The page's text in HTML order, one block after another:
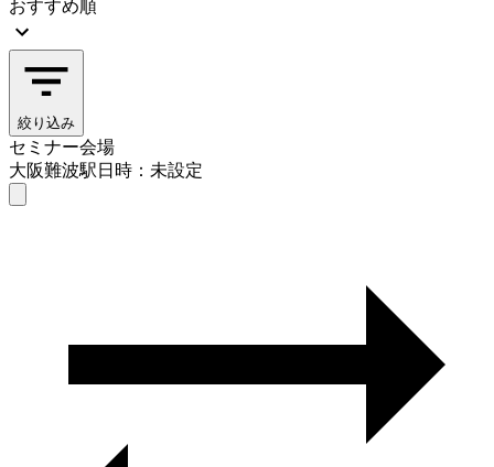
おすすめ順
絞り込み
セミナー会場
大阪難波駅日時：未設定